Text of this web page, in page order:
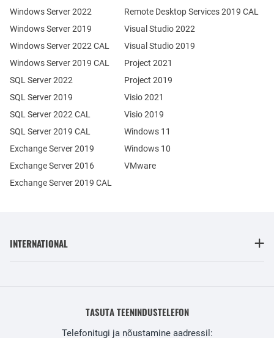
Windows Server 2022
Windows Server 2019
Exchange Server 2019
Exchange Server 2016
SQL Server 2022
SQL Server 2019
Windows Server 2022 CAL
Windows Server 2019 CAL
SQL Server 2022 CAL
SQL Server 2019 CAL
Remote Desktop Services 2019 CAL
Exchange Server 2019 CAL
Visual Studio 2022
Visual Studio 2019
Project 2021
Project 2019
Visio 2021
Visio 2019
Windows 11
Windows 10
VMware
INTERNATIONAL
TASUTA TEENINDUSTELEFON
Telefonitugi ja nõustamine aadressil: